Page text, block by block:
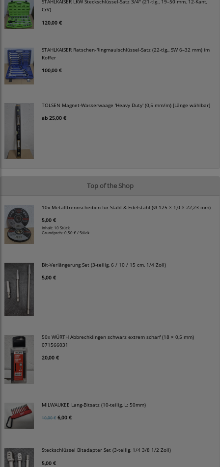
STAHLKAISER LKW Steckschlüssel-Satz 3/4" (21-tlg., 19–50 mm, 12-Kant,
CrV)
120,00 €
STAHLKAISER Ratschen-Ringmaulschlüssel-Satz (22-tlg., SW 6–32 mm) im
Koffer
100,00 €
TOLSEN Magnet-Wasserwaage 'Heavy Duty' (0,5 mm/m) [Länge wählbar]
ab 25,00 €
Top of the Shop
10x Metalltrennscheiben für Stahl & Edelstahl (Ø 125 × 1,0 × 22,23 mm)
5,00 €
Inhalt: 10 Stück
Grundpreis:0,50 € / Stück
Bit-Verlängerung Set (3-teilig, 6 / 10 / 15 cm, 1/4 Zoll)
5,00 €
50x WÜRTH Abbrechklingen schwarz extrem scharf (18 × 0,5 mm)
071566031
20,00 €
MILWAUKEE Lang-Bitsatz (10-teilig, L: 50mm)
10,00 € 6,00 €
Steckschlüssel Bitadapter Set (3-teilig, 1/4 3/8 1/2 Zoll)
5,00 €